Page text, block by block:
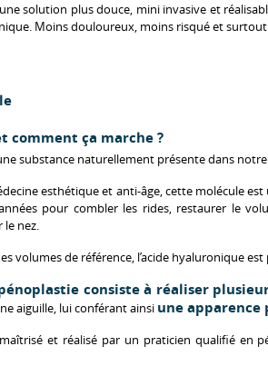
solution plus douce, mini invasive et
Moins douloureux, moins risqué et
comment ça marche ?
substance naturellement présente dans
esthétique et anti-âge, cette molécule
pour combler les rides, restaurer le
nez.
volumes de référence, l’acide hyaluronique
consiste à réaliser
aiguille, lui conférant ainsi une
et réalisé par un praticien qualifié en